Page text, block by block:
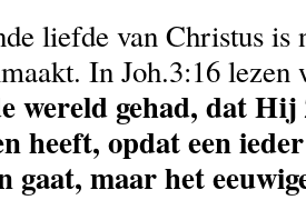
liefde van Christus
In Joh.3:16 lezen
wereld gehad, dat
heeft, opdat een
gaat, maar het